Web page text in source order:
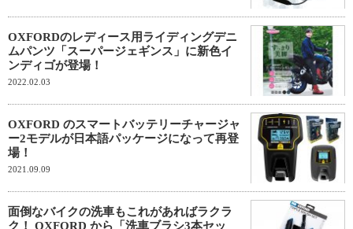
OXFORDのレディース用ライディングデニ
ムパンツ「スーパージェギンス」に新色イ
ンディゴが登場！
2022.02.03
OXFORD のスマートバッテリーチャージャ
ー2モデルが日本語パッケージになって再登
場！
2021.09.09
面倒なバイクの洗車もこれがあればラクラ
ク！ OXFORD から「洗車ブラシ3本セッ